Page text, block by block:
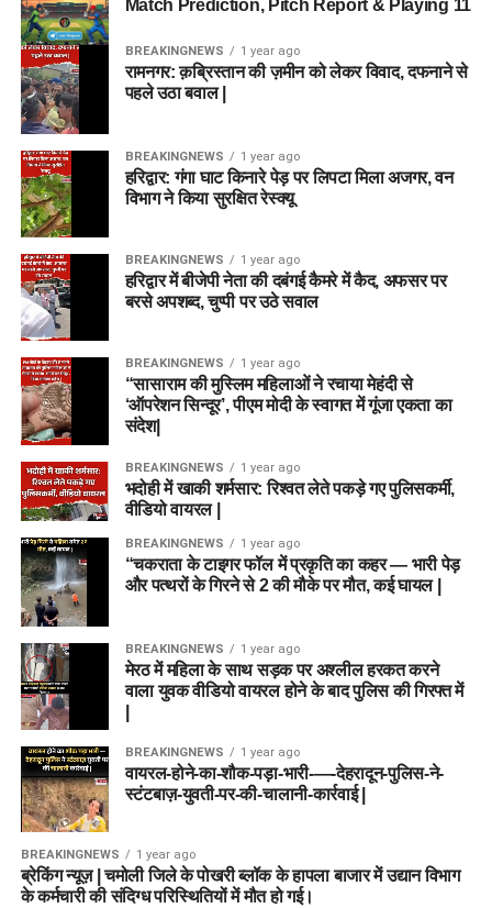
Match Prediction, Pitch Report & Playing 11
BREAKINGNEWS 1 year ago
रामनगर: क़ब्रिस्तान की ज़मीन को लेकर विवाद, दफनाने से
पहले उठा बवाल |
BREAKINGNEWS 1 year ago
हरिद्वार: गंगा घाट किनारे पेड़ पर लिपटा मिला अजगर, वन
विभाग ने किया सुरक्षित रेस्क्यू
BREAKINGNEWS 1 year ago
हरिद्वार में बीजेपी नेता की दबंगई कैमरे में कैद, अफसर पर
बरसे अपशब्द, चुप्पी पर उठे सवाल
BREAKINGNEWS 1 year ago
“सासाराम की मुस्लिम महिलाओं ने रचाया मेहंदी से
‘ऑपरेशन सिन्दूर’, पीएम मोदी के स्वागत में गूंजा एकता का
संदेश|
BREAKINGNEWS 1 year ago
भदोही में खाकी शर्मसार: रिश्वत लेते पकड़े गए पुलिसकर्मी,
वीडियो वायरल |
BREAKINGNEWS 1 year ago
“चकराता के टाइगर फॉल में प्रकृति का कहर — भारी पेड़
और पत्थरों के गिरने से 2 की मौके पर मौत, कई घायल |
BREAKINGNEWS 1 year ago
मेरठ में महिला के साथ सड़क पर अश्लील हरकत करने
वाला युवक वीडियो वायरल होने के बाद पुलिस की गिरफ्त में
BREAKINGNEWS 1 year ago
वायरल-होने-का-शौक-पड़ा-भारी-—-देहरादून-पुलिस-ने-
स्टंटबाज़-युवती-पर-की-चालानी-कार्रवाई |
BREAKINGNEWS 1 year ago
ब्रेकिंग न्यूज़ | चमोली जिले के पोखरी ब्लॉक के हापला बाजार में उद्यान विभाग
के कर्मचारी की संदिग्ध परिस्थितियों में मौत हो गई।